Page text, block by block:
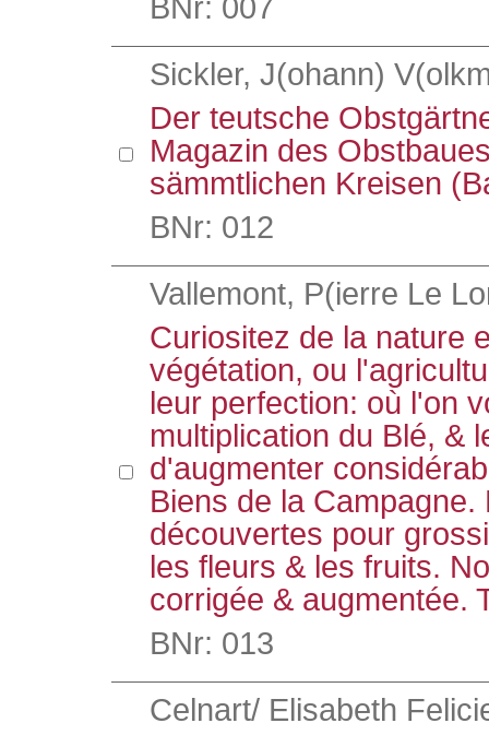
BNr: 007
Sickler, J(ohann)
Der teutsche
Magazin des
sämmtlichen Kreisen
BNr: 012
Vallemont, P(ierre Le
Curiositez de la nature
végétation, ou
leur perfection: où l'on
multiplication du Blé, &
d'augmenter
Biens de la Campagne.
découvertes pour
les fleurs & les fruits.
corrigée & augmentée.
BNr: 013
Celnart/ Elisabeth